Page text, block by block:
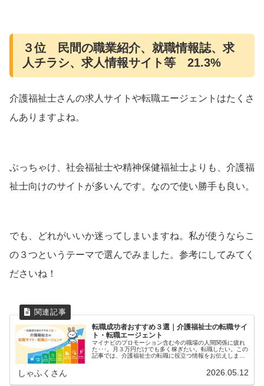
３位 民間の職業紹介、就職情報誌、求
人チラシ、求人情報サイト等 21.3%
介護福祉士さんの求人サイトや転職エージェントはたくさ
んありますよね。
ぶっちゃけ、社会福祉士や精神保健福祉士よりも、介護福
祉士向けのサイトが多いんです。なので使い勝手も良い。
でも、どれがいいか迷ってしまいますね。私が使うならこ
の３つというテーマで選んでみました。参考にしてみてく
ださいね！
転職成功者おすすめ３選｜介護福祉士の転職サイ
ト・転職エージェント
マイナビのプロモーション含む今の職場の人間関係に疲れ
た･･･。月３万円だけでも多く稼ぎたい。転職したい。この
記事では、介護福祉士の転職に役立つ情報をお伝えしま
しゃふくさん 2026.05.12